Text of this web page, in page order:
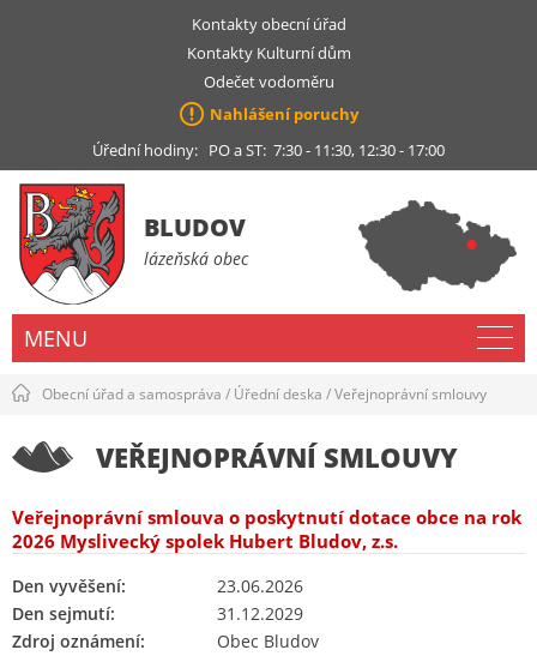
Kontakty obecní úřad
Kontakty Kulturní dům
Odečet vodoměru
Nahlášení poruchy
Úřední hodiny: PO a ST: 7:30 - 11:30, 12:30 - 17:00
BLUDOV
lázeňská obec
MENU
Obecní úřad a samospráva / Úřední deska /Veřejnoprávní smlouvy
VEŘEJNOPRÁVNÍ SMLOUVY
Veřejnoprávní smlouva o poskytnutí dotace obce na rok
2026 Myslivecký spolek Hubert Bludov, z.s.
Den vyvěšení:
23.06.2026
Den sejmutí:
31.12.2029
Zdroj oznámení:
Obec Bludov